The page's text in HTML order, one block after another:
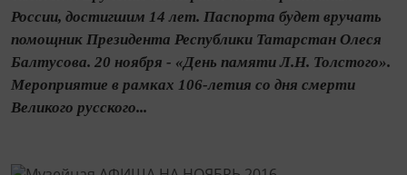
России, достигшим 14 лет. Паспорта будет вручать
помощник Президента Республики Татарстан Олеся
Балтусова. 20 ноября - «День памяти Л.Н. Толстого».
Мероприятие в рамках 106-летия со дня смерти
Великого русского...